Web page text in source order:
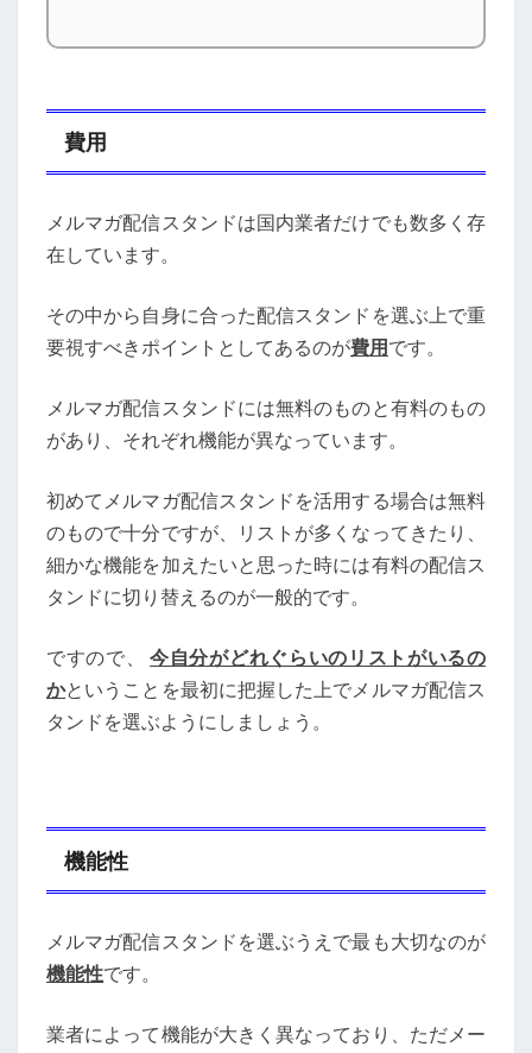
費用
メルマガ配信スタンドは国内業者だけでも数多く存
在しています。
その中から自身に合った配信スタンドを選ぶ上で重
要視すべきポイントとしてあるのが費用 です。
メルマガ配信スタンドには無料のものと有料のもの
があり、それぞれ機能が異なっています。
初めてメルマガ配信スタンドを活用する場合は無料
のもので十分ですが、リストが多くなってきたり、
細かな機能を加えたいと思った時には有料の配信ス
タンドに切り替えるのが一般的です。
ですので、今自分がどれぐらいのリストがいるの
かということを最初に把握した上でメルマガ配信ス
タンドを選ぶようにしましょう。
機能性
メルマガ配信スタンドを選ぶうえで最も大切なのが
機能性です。
業者によって機能が大きく異なっており、ただメー